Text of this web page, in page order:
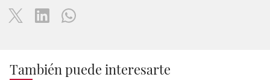
También puede interesarte